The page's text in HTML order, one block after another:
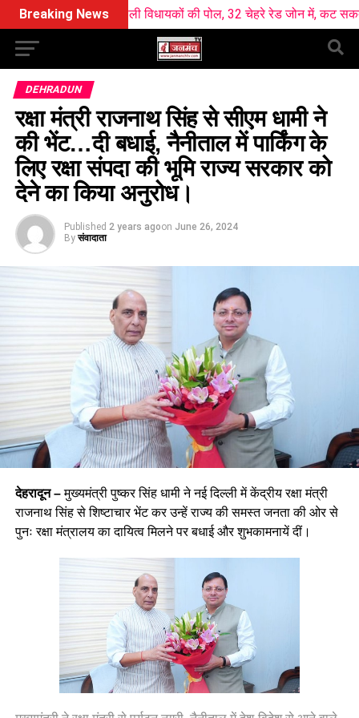
Breaking News
ने खोली विधायकों की पोल, 32 चेहरे रेड जोन में, कट सकता है कई का टिकट
DEHRADUN
रक्षा मंत्री राजनाथ सिंह से सीएम धामी ने
की भेंट…दी बधाई, नैनीताल में पार्किंग के
लिए रक्षा संपदा की भूमि राज्य सरकार को
देने का किया अनुरोध।
Published 2 years agoon June 26, 2024
By संवादाता
देहरादून –मुख्यमंत्री पुष्कर सिंह धामी ने नई दिल्ली में केंद्रीय रक्षा मंत्री
राजनाथ सिंह से शिष्टाचार भेंट कर उन्हें राज्य की समस्त जनता की ओर से
पुनः रक्षा मंत्रालय का दायित्व मिलने पर बधाई और शुभकामनायें दीं।